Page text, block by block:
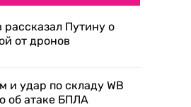
Путину о
от дронов
и удар по складу WB
об атаке БПЛА